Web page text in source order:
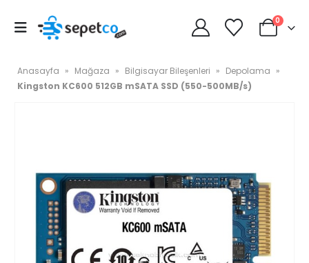
0
Anasayfa » Mağaza » Bilgisayar Bileşenleri » Depolama »
Kingston KC600 512GB mSATA SSD (550-500MB/s)